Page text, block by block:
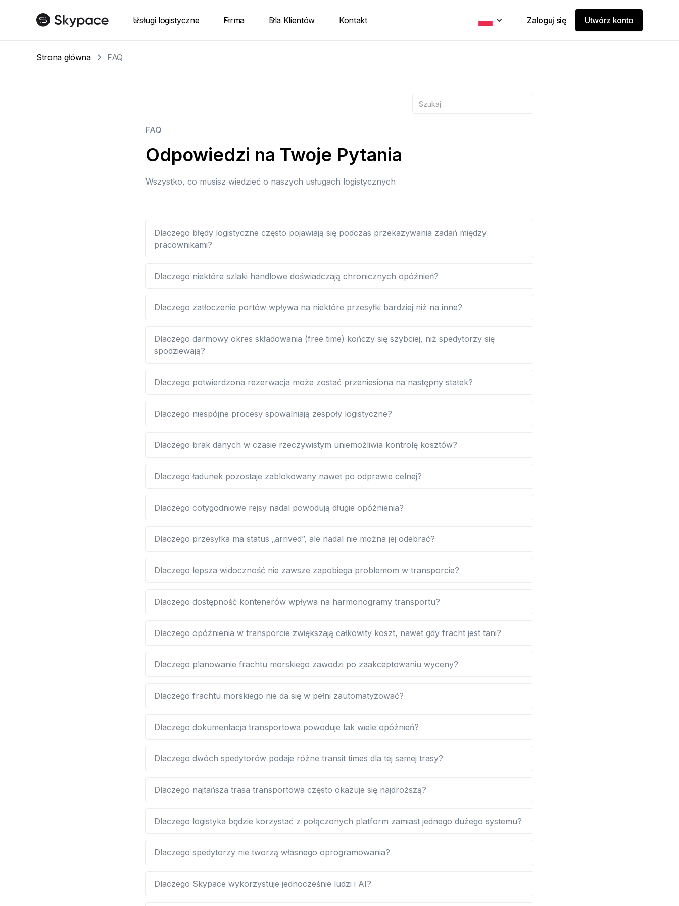
Usługi logistyczne Firma Dla Klientów Kontakt Zaloguj się Utwórz konto
Strona główna FAQ
FAQ
Odpowiedzi na Twoje Pytania
Wszystko, co musisz wiedzieć o naszych usługach logistycznych
Dlaczego błędy logistyczne często pojawiają się podczas przekazywania zadań między
pracownikami?
Dlaczego niektóre szlaki handlowe doświadczają chronicznych opóźnień?
Dlaczego zatłoczenie portów wpływa na niektóre przesyłki bardziej niż na inne?
Dlaczego darmowy okres składowania (free time) kończy się szybciej, niż spedytorzy się
spodziewają?
Dlaczego potwierdzona rezerwacja może zostać przeniesiona na następny statek?
Dlaczego niespójne procesy spowalniają zespoły logistyczne?
Dlaczego brak danych w czasie rzeczywistym uniemożliwia kontrolę kosztów?
Dlaczego ładunek pozostaje zablokowany nawet po odprawie celnej?
Dlaczego cotygodniowe rejsy nadal powodują długie opóźnienia?
Dlaczego przesyłka ma status „arrived”, ale nadal nie można jej odebrać?
Dlaczego lepsza widoczność nie zawsze zapobiega problemom w transporcie?
Dlaczego dostępność kontenerów wpływa na harmonogramy transportu?
Dlaczego opóźnienia w transporcie zwiększają całkowity koszt, nawet gdy fracht jest tani?
Dlaczego planowanie frachtu morskiego zawodzi po zaakceptowaniu wyceny?
Dlaczego frachtu morskiego nie da się w pełni zautomatyzować?
Dlaczego dokumentacja transportowa powoduje tak wiele opóźnień?
Dlaczego dwóch spedytorów podaje różne transit times dla tej samej trasy?
Dlaczego najtańsza trasa transportowa często okazuje się najdroższą?
Dlaczego logistyka będzie korzystać z połączonych platform zamiast jednego dużego systemu?
Dlaczego spedytorzy nie tworzą własnego oprogramowania?
Dlaczego Skypace wykorzystuje jednocześnie ludzi i AI?